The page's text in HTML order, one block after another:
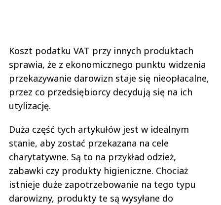
Koszt podatku VAT przy innych produktach
sprawia, że z ekonomicznego punktu widzenia
przekazywanie darowizn staje się nieopłacalne,
przez co przedsiębiorcy decydują się na ich
utylizację.
Duża część tych artykułów jest w idealnym
stanie, aby zostać przekazana na cele
charytatywne. Są to na przykład odzież,
zabawki czy produkty higieniczne. Chociaż
istnieje duże zapotrzebowanie na tego typu
darowizny, produkty te są wysyłane do